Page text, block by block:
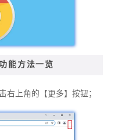
能方法一览
右上角的【更多】按钮；